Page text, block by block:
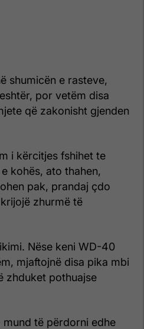
shumicën e rasteve,
por vetëm disa
që zakonisht gjenden
i kërcitjes fshihet te
kohës, ato thahen,
pak, prandaj çdo
zhurmë të
Nëse keni WD-40
mjaftojnë disa pika mbi
zhduket pothuajse
mund të përdorni edhe